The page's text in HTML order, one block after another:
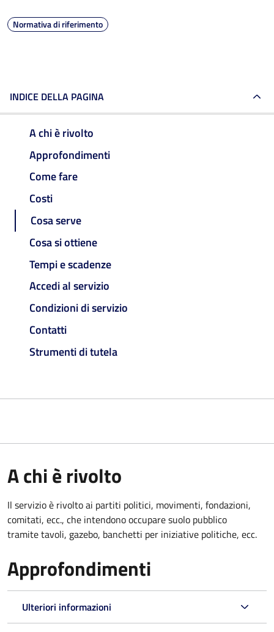
Normativa di riferimento
INDICE DELLA PAGINA
A chi è rivolto
Approfondimenti
Come fare
Costi
Cosa serve
Cosa si ottiene
Tempi e scadenze
Accedi al servizio
Condizioni di servizio
Contatti
Strumenti di tutela
A chi è rivolto
Il servizio è rivolto ai partiti politici, movimenti, fondazioni,
comitati, ecc., che intendono occupare suolo pubblico
tramite tavoli, gazebo, banchetti per iniziative politiche, ecc.
Approfondimenti
Ulteriori informazioni